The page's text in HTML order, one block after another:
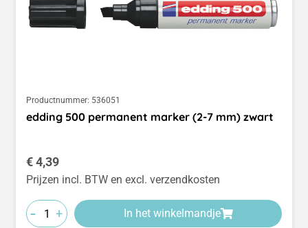
Productnummer: 536051
edding 500 permanent marker (2-7 mm) zwart
Normale prijs:
€ 4,39
Prijzen incl. BTW en excl. verzendkosten
- + In het winkelmandje